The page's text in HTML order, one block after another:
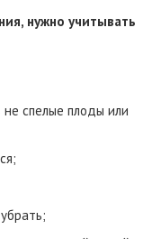
нужно учитывать
спелые плоды или